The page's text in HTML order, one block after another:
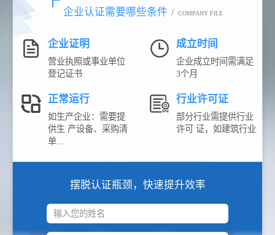
企业认证需要哪些条件 / COMPANY FILE
企业证明
营业执照或事业单位
登记证书
成立时间
企业成立时间需满足
3个月
正常运行
如生产企业：需要提
供生 产设备、采购清
单...
行业许可证
部分行业需提供行业
许可 证，如建筑行业
摆脱认证瓶颈，快速提升效率
输入您的姓名